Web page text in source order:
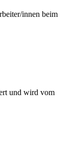
innen beim
und wird vom